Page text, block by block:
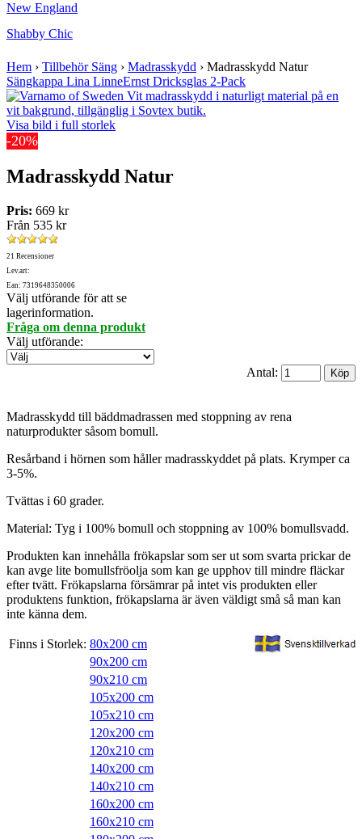
New England
Shabby Chic
Hem › Tillbehör Säng › Madrasskydd › Madrasskydd Natur
Sängkappa Lina LinneErnst Dricksglas 2-Pack
Visa bild i full storlek
-20%
Madrasskydd Natur
Pris: 669 kr
Från 535 kr
21 Recensioner
Lev.art:
Ean: 7319648350006
Välj utförande för att se
lagerinformation.
Fråga om denna produkt
Välj utförande:
Antal:
Madrasskydd till bäddmadrassen med stoppning av rena
naturprodukter såsom bomull.
Resårband i hörnen som håller madrasskyddet på plats. Krymper ca
3-5%.
Tvättas i 60 grader.
Material: Tyg i 100% bomull och stoppning av 100% bomullsvadd.
Produkten kan innehålla frökapslar som ser ut som svarta prickar de
kan avge lite bomullsfröolja som kan ge upphov till mindre fläckar
efter tvätt. Frökapslarna försämrar på intet vis produkten eller
produktens funktion, frökapslarna är även väldigt små så man kan
inte känna dem.
Finns i Storlek: 80x200 cm
90x200 cm
90x210 cm
105x200 cm
105x210 cm
120x200 cm
120x210 cm
140x200 cm
140x210 cm
160x200 cm
160x210 cm